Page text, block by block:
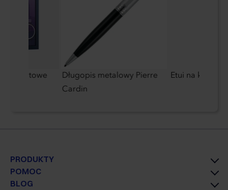
Długopis metalowy Pierre
Cardin
Etui na karty z
PRODUKTY
POMOC
BLOG